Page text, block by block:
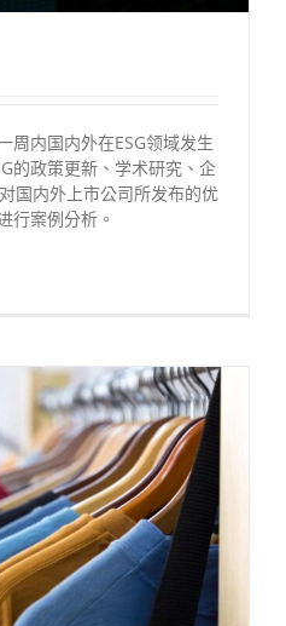
周内国内外在ESG领域发生
的政策更新、学术研究、企
国内外上市公司所发布的优
行案例分析。